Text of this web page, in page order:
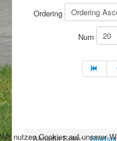
Ordering
Num
Aktuelle Seite:
Wir nutzen Cookies auf unserer